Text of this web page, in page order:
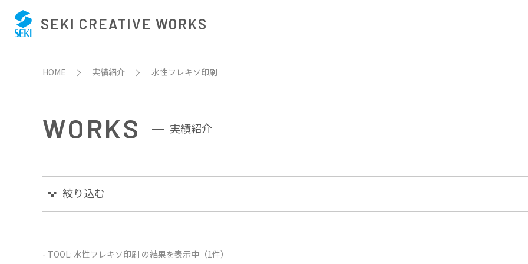
SEKI CREATIVE WORKS
HOME 実績紹介 水性フレキソ印刷
WORKS 実績紹介
絞り込む
- TOOL: 水性フレキソ印刷 の結果を表示中（1件）